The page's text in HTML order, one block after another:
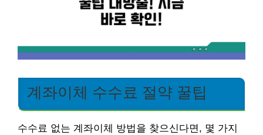
계좌이체 수수료 절약 꿀팁
수수료 없는 계좌이체 방법을 찾으신다면, 몇 가지